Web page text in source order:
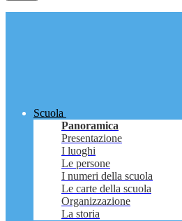
Scuola
Panoramica
Presentazione
I luoghi
Le persone
I numeri della scuola
Le carte della scuola
Organizzazione
La storia